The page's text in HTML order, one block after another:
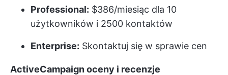
Professional: $386/miesiąc dla 10
użytkowników i 2500 kontaktów
Enterprise: Skontaktuj się w sprawie cen
ActiveCampaign oceny i recenzje